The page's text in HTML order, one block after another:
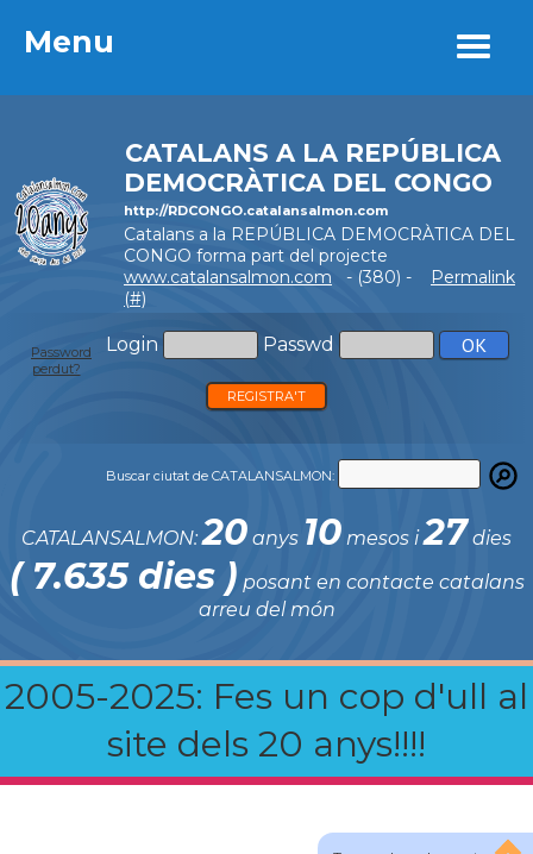
Menu
CATALANS A LA REPÚBLICA
DEMOCRÀTICA DEL CONGO
http://RDCONGO.catalansalmon.com
Catalans a la REPÚBLICA DEMOCRÀTICA DEL
CONGO forma part del projecte
www.catalansalmon.com - (380) -
Permalink
(#)
Login Passwd
Password
perdut?
REGISTRA'T
Buscar ciutat de CATALANSALMON:
CATALANSALMON:20 anys 10 mesos i27 dies
( 7.635 dies ) posant en contacte catalans
arreu del món
2005-2025: Fes un cop d'ull al
site dels 20 anys!!!!
Menu